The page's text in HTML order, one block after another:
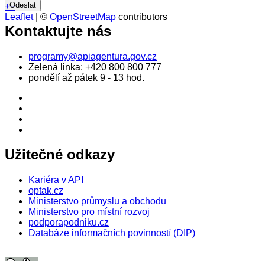
+−
Leaflet| © OpenStreetMap contributors
Kontaktujte nás
programy@apiagentura.gov.cz
Zelená linka: +420 800 800 777
pondělí až pátek 9 - 13 hod.
Užitečné odkazy
Kariéra v API
optak.cz
Ministerstvo průmyslu a obchodu
Ministerstvo pro místní rozvoj
podporapodniku.cz
Databáze informačních povinností (DIP)